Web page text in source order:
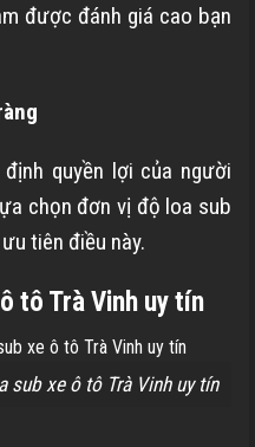
được đánh giá cao bạn
quyền lợi của người
chọn đơn vị độ loa sub
tiên điều này.
tô Trà Vinh uy tín
sub xe ô tô Trà Vinh uy tín